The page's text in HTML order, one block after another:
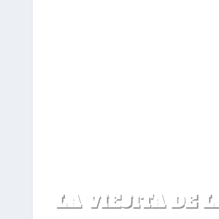
LA VIEJITA DE